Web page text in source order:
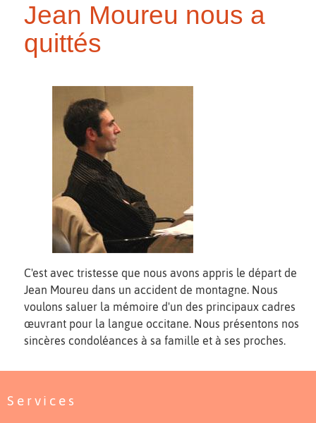
Jean Moureu nous a
quittés
C'est avec tristesse que nous avons appris le départ de
Jean Moureu dans un accident de montagne. Nous
voulons saluer la mémoire d'un des principaux cadres
œuvrant pour la langue occitane. Nous présentons nos
sincères condoléances à sa famille et à ses proches.
Services